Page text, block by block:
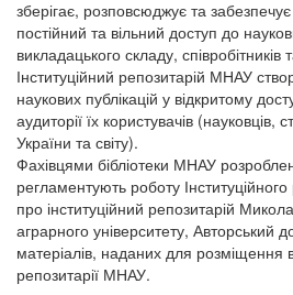
зберігає, розповсюджує та
постійний та вільний доступ до
викладацького складу, співробітників
Інституційний репозитарій МНАУ
наукових публікацій у відкритому
аудиторії їх користувачів (науковців,
України та світу).
Фахівцями бібліотеки МНАУ
регламентують роботу
про інституційний репозитарій
аграрного університету, Авторський
матеріалів, наданих для розміщення
репозитарії МНАУ.